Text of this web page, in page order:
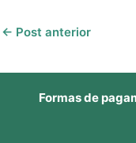
← Post anterior
Formas de